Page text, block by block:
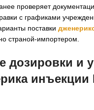
проверяет
с графиками
поставки
страной-импортером.
дозировки и
инъекции